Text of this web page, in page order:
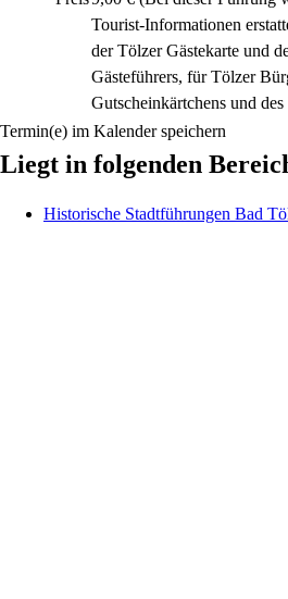
Tourist-Informationen
der Tölzer Gästekarte und
Gästeführers, für Tölzer
Gutscheinkärtchens und
Termin(e) im Kalender speichern
Liegt in folgenden
Historische Stadtführungen Bad